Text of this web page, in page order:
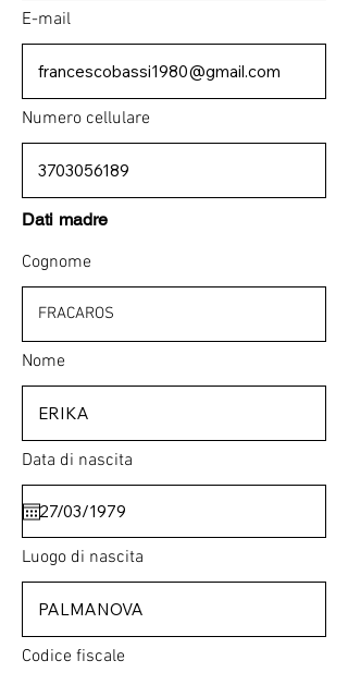
E-mail
Numero cellulare
Dati madre
Cognome
Nome
Data di nascita
Luogo di nascita
Codice fiscale